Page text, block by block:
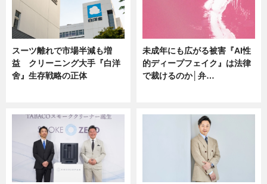
スーツ離れで市場半減も増
益 クリーニング大手『白洋
舍』生存戦略の正体
未成年にも広がる被害『AI性
的ディープフェイク』は法律
で裁けるのか│弁…